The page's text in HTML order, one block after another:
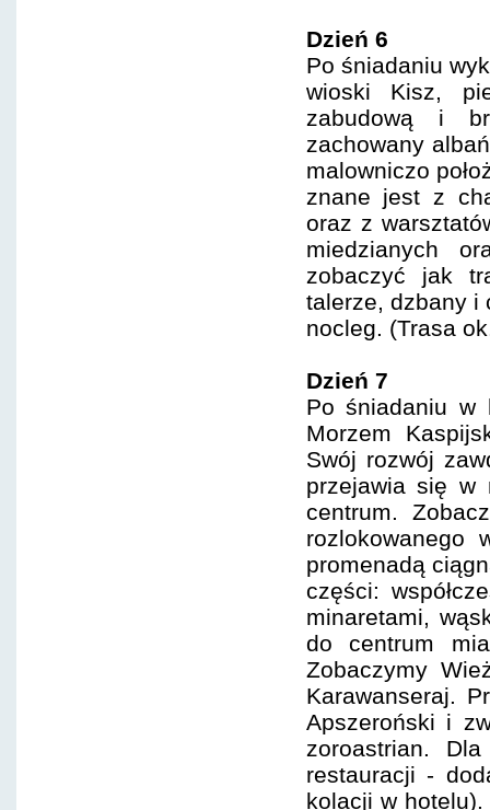
Dzień 6
Po śniadaniu
wioski Kisz,
zabudową i
zachowany
malowniczo
znane jest z
oraz z
miedzianych
zobaczyć jak
talerze, dzbany i
nocleg. (Trasa
Dzień 7
Po śniadaniu w
Morzem
Swój rozwój
przejawia się w
centrum.
rozlokowanego
promenadą
części:
minaretami,
do centrum
Zobaczymy
Karawanseraj.
Apszeroński i
zoroastrian.
restauracji -
kolacji w